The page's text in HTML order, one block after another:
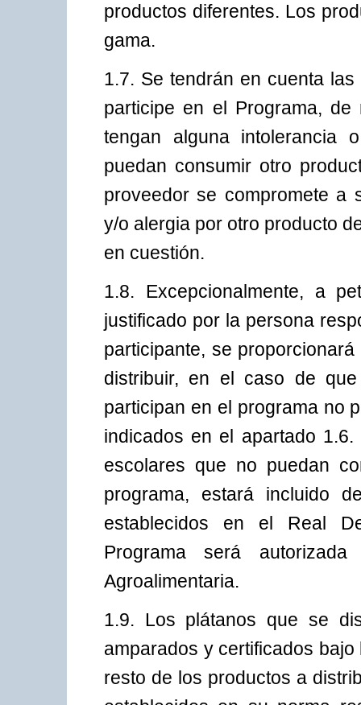
productos diferentes. Los
gama.
1.7. Se tendrán en cuenta
participe en el Programa,
tengan alguna intolerancia
puedan consumir otro
proveedor se compromete a
y/o alergia por otro producto
en cuestión.
1.8. Excepcionalmente, a
justificado por la persona
participante, se
distribuir, en el caso de
participan en el programa no
indicados en el apartado
escolares que no puedan
programa, estará incluido
establecidos en el Real
Programa será
Agroalimentaria.
1.9. Los plátanos que se
amparados y certificados
resto de los productos a